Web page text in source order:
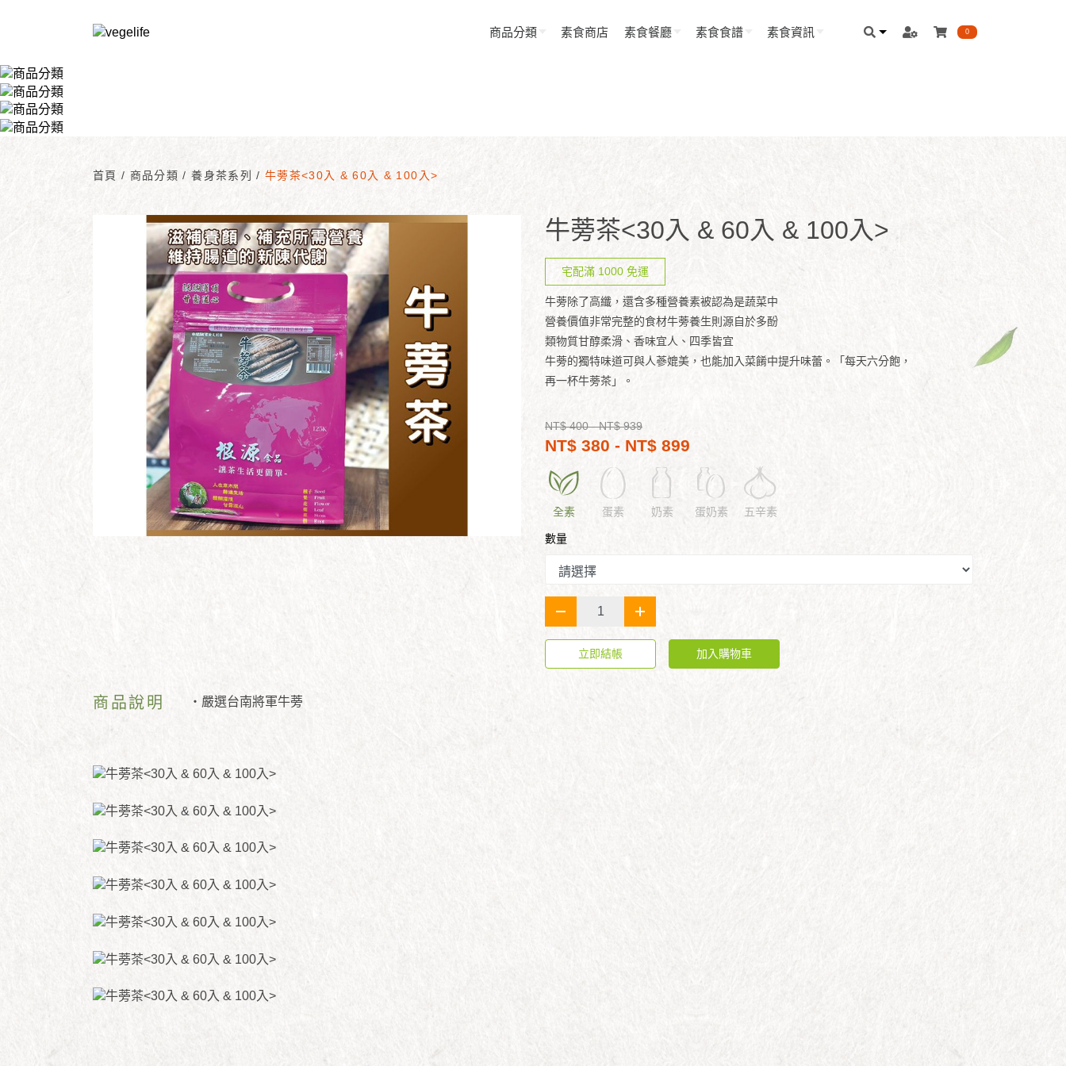
商品分類 素食商店 素食餐廳 素食食譜 素食資訊 0
首頁/ 商品分類/ 養身茶系列/ 牛蒡茶<30入 & 60入 & 100入>
牛蒡茶<30入 & 60入 & 100入>
宅配滿 1000 免運
牛蒡除了高纖，還含多種營養素被認為是蔬菜中
營養價值非常完整的食材牛蒡養生則源自於多酚
類物質甘醇柔滑、香味宜人、四季皆宜
牛蒡的獨特味道可與人蔘媲美，也能加入菜餚中提升味蕾。「每天六分飽，
再一杯牛蒡茶」。
NT$ 400- NT$ 939
NT$ 380 - NT$ 899
全素 蛋素 奶素 蛋奶素 五辛素
數量
- +
立即結帳 加入購物車
商品說明 ‧嚴選台南將軍牛蒡